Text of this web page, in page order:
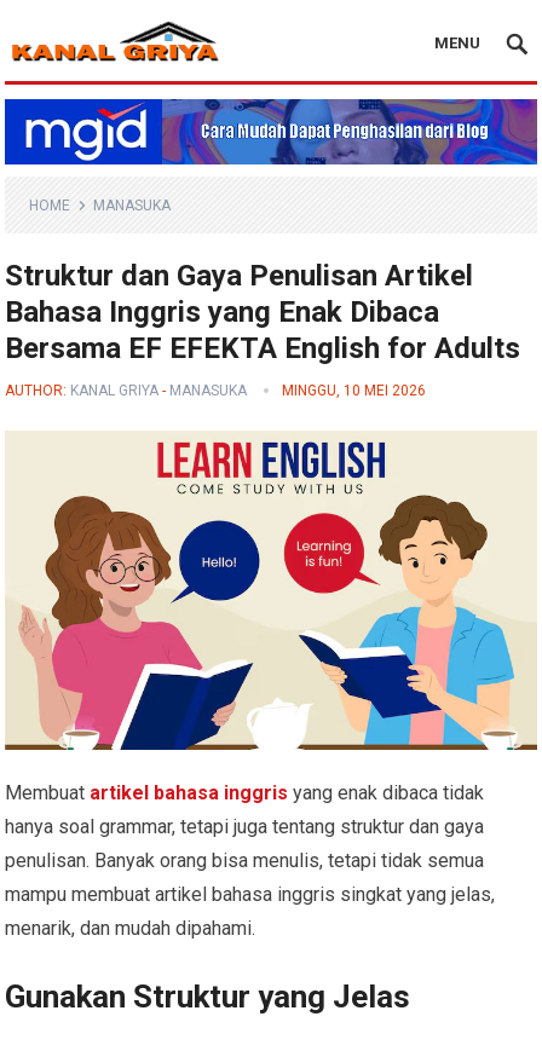
Blog Kanal Griya
MENU
HOME MANASUKA
Struktur dan Gaya Penulisan Artikel
Bahasa Inggris yang Enak Dibaca
Bersama EF EFEKTA English for Adults
AUTHOR: KANAL GRIYA - MANASUKA MINGGU, 10 MEI 2026
Membuat artikel bahasa inggris yang enak dibaca tidak
hanya soal grammar, tetapi juga tentang struktur dan gaya
penulisan. Banyak orang bisa menulis, tetapi tidak semua
mampu membuat artikel bahasa inggris singkat yang jelas,
menarik, dan mudah dipahami.
Gunakan Struktur yang Jelas